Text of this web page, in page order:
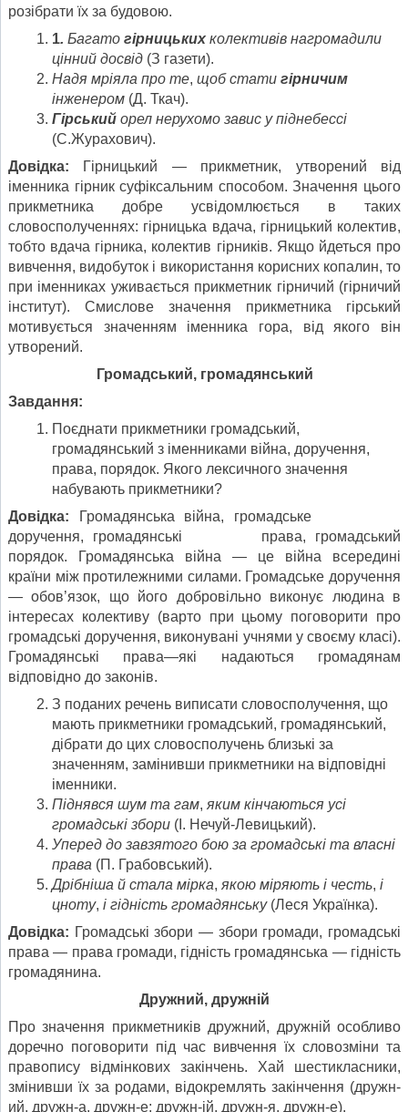
розібрати їх за будовою.
1. Багато гірницьких колективів нагромадили
цінний досвід (З газети).
Надя мріяла про те, щоб стати гірничим
інженером (Д. Ткач).
Гірський орел нерухомо завис у піднебессі
(С.Журахович).
Довідка: Гірницький — прикметник, утворений від
іменника гірник суфіксальним способом. Значення цього
прикметника добре усвідомлюється в таких
словосполученнях: гірницька вдача, гірницький колектив,
тобто вдача гірника, колектив гірників. Якщо йдеться про
вивчення, видобуток і використання корисних копалин, то
при іменниках уживається прикметник гірничий (гірничий
інститут). Смислове значення прикметника гірський
мотивується значенням іменника гора, від якого він
утворений.
Громадський, громадянський
Завдання:
Поєднати прикметники громадський,
громадянський з іменниками війна, доручення,
права, порядок. Якого лексичного значення
набувають прикметники?
Довідка: Громадянська війна, громадське
доручення, громадянські права, громадський
порядок. Громадянська війна — це війна всередині
країни між протилежними силами. Громадське доручення
— обов’язок, що його добровільно виконує людина в
інтересах колективу (варто при цьому поговорити про
громадські доручення, виконувані учнями у своєму класі).
Громадянські права—які надаються громадянам
відповідно до законів.
З поданих речень виписати словосполучення, що
мають прикметники громадський, громадянський,
дібрати до цих словосполучень близькі за
значенням, замінивши прикметники на відповідні
іменники.
Піднявся шум та гам, яким кінчаються усі
громадські збори (І. Нечуй-Левицький).
Уперед до завзятого бою за громадські та власні
права (П. Грабовський).
Дрібніша й стала мірка, якою міряють і честь, і
цноту, і гідність громадянську(Леся Українка).
Довідка: Громадські збори — збори громади, громадські
права — права громади, гідність громадянська — гідність
громадянина.
Дружний, дружній
Про значення прикметників дружний, дружній особливо
доречно поговорити під час вивчення їх словозміни та
правопису відмінкових закінчень. Хай шестикласники,
змінивши їх за родами, відокремлять закінчення (дружн-
ий, дружн-а, дружн-е; дружн-ій, дружн-я, дружн-е).